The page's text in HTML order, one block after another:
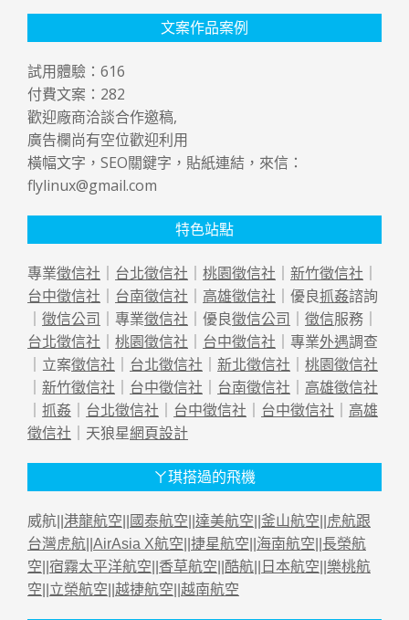
文案作品案例
試用體驗： 616
付費文案： 282
歡迎廠商洽談合作邀稿,
廣告欄尚有空位歡迎利用
橫幅文字，SEO關鍵字，貼紙連結，來信：
flylinux@gmail.com
特色站點
專業徵信社 ｜ 台北徵信社 ｜ 桃園徵信社 ｜ 新竹徵信社 ｜
台中徵信社 ｜ 台南徵信社 ｜ 高雄徵信社 ｜優良抓姦諮詢
｜ 徵信公司 ｜專業徵信社 ｜優良徵信公司 ｜ 徵信服務｜
台北徵信社 ｜ 桃園徵信社 ｜ 台中徵信社 ｜專業外遇調查
｜立案徵信社 ｜ 台北徵信社 ｜ 新北徵信社 ｜ 桃園徵信社
｜ 新竹徵信社 ｜ 台中徵信社 ｜ 台南徵信社 ｜ 高雄徵信社
｜ 抓姦 ｜ 台北徵信社 ｜ 台中徵信社 ｜ 台中徵信社 ｜ 高雄
徵信社 ｜天狼星網頁設計
ㄚ琪搭過的飛機
威航|| 港龍航空 國泰航空 達美航空 釜山航空
虎航跟
台灣虎航 AirAsia X航空 捷星航空 海南航空 長榮航
空 宿霧太平洋航空 香草航空 酷航 日本航空 樂桃航
空 立榮航空 越捷航空 越南航空